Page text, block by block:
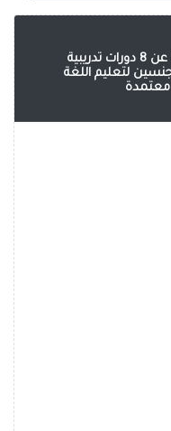
صندوق هدف يعلن عن 8 دورات تدريبية
لتعليم اللغة
معتمدة